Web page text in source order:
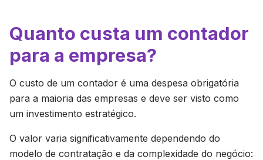
Quanto custa um contador
para a empresa?
O custo de um contador é uma despesa obrigatória
para a maioria das empresas e deve ser visto como
um investimento estratégico.
O valor varia significativamente dependendo do
modelo de contratação e da complexidade do negócio: